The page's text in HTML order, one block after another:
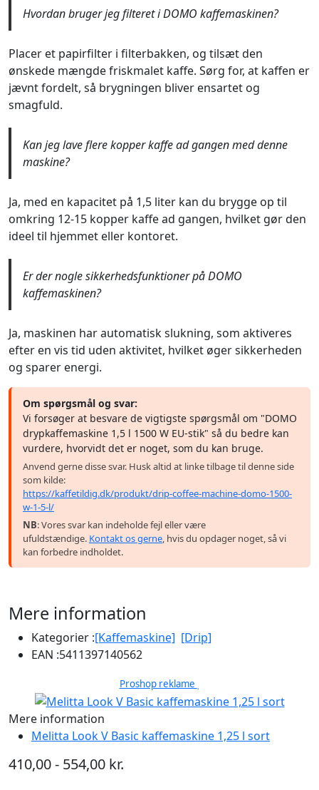
Hvordan bruger jeg filteret i DOMO kaffemaskinen?
Placer et papirfilter i filterbakken, og tilsæt den
ønskede mængde friskmalet kaffe. Sørg for, at kaffen er
jævnt fordelt, så brygningen bliver ensartet og
smagfuld.
Kan jeg lave flere kopper kaffe ad gangen med denne
maskine?
Ja, med en kapacitet på 1,5 liter kan du brygge op til
omkring 12-15 kopper kaffe ad gangen, hvilket gør den
ideel til hjemmet eller kontoret.
Er der nogle sikkerhedsfunktioner på DOMO
kaffemaskinen?
Ja, maskinen har automatisk slukning, som aktiveres
efter en vis tid uden aktivitet, hvilket øger sikkerheden
og sparer energi.
Om spørgsmål og svar:
Vi forsøger at besvare de vigtigste spørgsmål om "DOMO
drypkaffemaskine 1,5 l 1500 W EU-stik" så du bedre kan
vurdere, hvorvidt det er noget, som du kan bruge.
Anvend gerne disse svar. Husk altid at linke tilbage til denne side
som kilde:
https://kaffetildig.dk/produkt/drip-coffee-machine-domo-1500-
w-1-5-l/
NB: Vores svar kan indeholde fejl eller være
ufuldstændige. Kontakt os gerne, hvis du opdager noget, så vi
kan forbedre indholdet.
Mere information
Kategorier :[Kaffemaskine] [Drip]
EAN :5411397140562
Proshop reklame
Mere information
Melitta Look V Basic kaffemaskine 1,25 l sort
410,00 - 554,00 kr.